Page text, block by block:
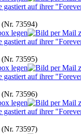
(Nr. 73594)
(Nr. 73595)
(Nr. 73596)
(Nr. 73597)